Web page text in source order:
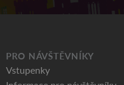
PRO NÁVŠTĚVNÍKY
Vstupenky